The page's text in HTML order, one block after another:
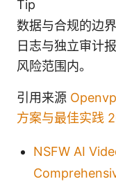
Tip
数据与合规的边
日志与独立审计
风险范围内。
引用来源
方案与最佳实践
NSFW AI